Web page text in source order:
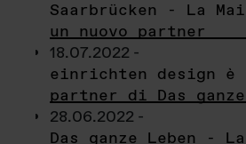
Saarbrücken - La
un nuovo partner
18.07.2022 -
einrichten design è
partner di Das ganze
28.06.2022 -
Das ganze Leben - La